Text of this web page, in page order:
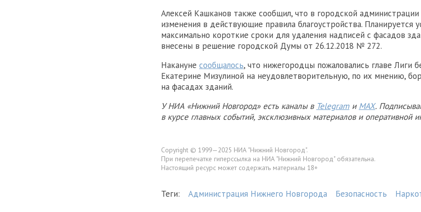
Алексей Кашканов также сообщил, что в городской
изменения в действующие правила благоустройства. Планируется
максимально короткие сроки для удаления надписей с фасадов
внесены в решение городской Думы от 26.12.2018 № 272.
Накануне сообщалось, что нижегородцы пожаловались главе Лиги
Екатерине Мизулиной на неудовлетворительную, по их мнению,
на фасадах зданий.
У НИА «Нижний Новгород» есть каналы в Telegram и MAX.
в курсе главных событий, эксклюзивных материалов и оперативной
Copyright © 1999—2025 НИА "Нижний Новгород".
При перепечатке гиперссылка на НИА "Нижний Новгород" обязательна.
Настоящий ресурс может содержать материалы 18+
Теги: Администрация Нижнего Новгорода Безопасность